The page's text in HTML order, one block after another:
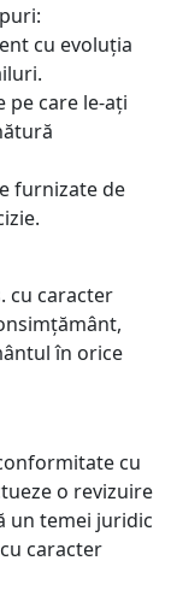
cu evoluția
care le-ați
furnizate de
cu caracter
în orice
cu
o revizuire
un temei juridic
caracter